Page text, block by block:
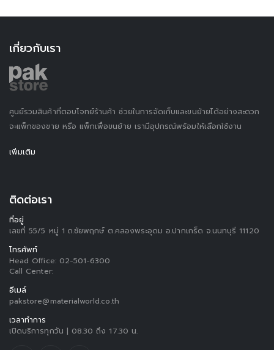
เกี่ยวกับเรา
ศูนย์รวมสินค้าที่ตอบโจทย์ร้านค้า ช่วยในการจัดเก็บและขนย้ายได้อย่างสะดวก
จะแพ็กของขาย หรือ แพ็กเพื่อขนย้าย เรามีอุปกรณ์พร้อมให้เลือกใช้งาน
เพิ่มเติม
ติดต่อเรา
ที่อยู่
เลขที่ 55/5 หมู่ 1 ถ.ชัยพฤกษ์ ต.คลองพระอุดม อ.ปากเกร็ด จ.นนทบุรี 11120
โทรศัพท์
Head Office: 02-501-6300
Call Center:
อีเมล์
pakstore@materialworld.co.th
เวลาทำการ
เปิดบริการทุกวัน | 08.30 ถึง 17.30 น.